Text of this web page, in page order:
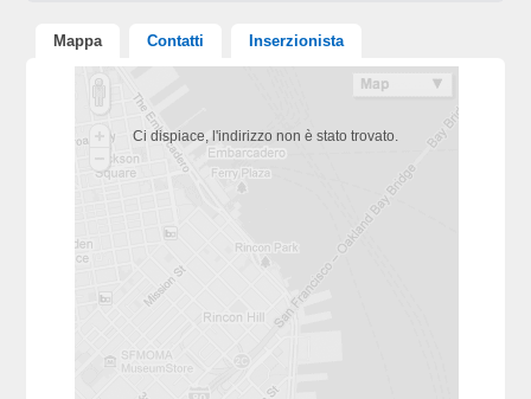
Mappa Contatti Inserzionista
Ci dispiace, l'indirizzo non è stato trovato.